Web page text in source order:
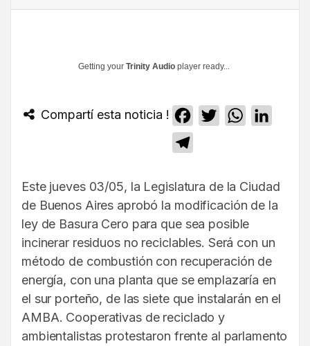
Getting your Trinity Audio player ready...
Compartí esta noticia ! Facebook
TwitterWhatsApp
Este jueves 03/05, la Legislatura de la Ciudad
de Buenos Aires aprobó la modificación de la
ley de Basura Cero para que sea posible
incinerar residuos no reciclables. Será con un
método de combustión con recuperación de
energía, con una planta que se emplazaría en
el sur porteño, de las siete que instalarán en el
AMBA. Cooperativas de reciclado y
ambientalistas protestaron frente al parlamento